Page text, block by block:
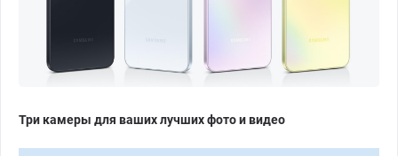
Три камеры для ваших лучших фото и видео